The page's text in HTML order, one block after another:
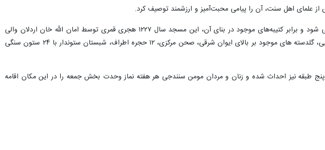
علمای اهل سنت، آن را پیامی محبت‌آمیز و ارزشمند توصیف کرد.
، مسجد دار الاحسان سنندج از مساجد قدیمی کشور محسوب می شود و برابر کتیبه‌های موجود در بنای آن، این مسجد سال ۱۲۲۷ هجری قمری توسط امان الله خان اردلان والی
کردستان ساخته شده و از نظر فضاهای موجود مشتمل بر ۲ ایوان شرقی و جنوبی، گلدسته های موجود بر بالای ایوان شرقی، صحن مرکزی، ۱۲ حجره اطراف، شبستان ستوندار با ۲۴ ستون سنگی
طبقه نیز احداث شده و زنان و مردان مومن سنندجی هر هفته نماز وحدت بخش جمعه را در این مکان اقامه